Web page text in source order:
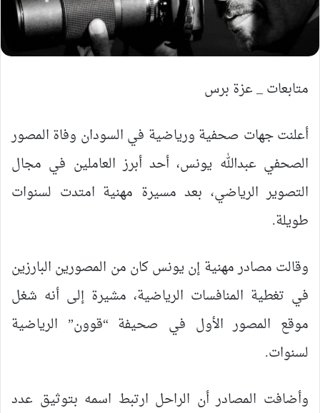
متابعات _ عزة برس
أعلنت جهات صحفية ورياضية في السودان وفاة المصور
الصحفي عبدالله يونس، أحد أبرز العاملين في مجال
التصوير الرياضي، بعد مسيرة مهنية امتدت لسنوات
طويلة.
وقالت مصادر مهنية إن يونس كان من المصورين البارزين
في تغطية المنافسات الرياضية، مشيرة إلى أنه شغل
موقع المصور الأول في صحيفة “قوون” الرياضية
لسنوات.
وأضافت المصادر أن الراحل ارتبط اسمه بتوثيق عدد